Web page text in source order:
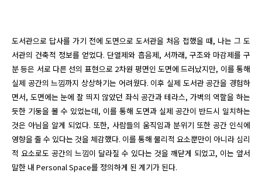
도서관으로 답사를 가기 전에 도면으로 도서관을 처음 접했을 때, 나는 그 도
서관의 건축적 정보를 얻었다. 단열제와 흡음제, 서까래, 구조와 마감제를 구
분 등은 서로 다른 선의 표현으로 2차원 평면인 도면에 드러났지만, 이를 통해
실제 공간의 느낌까지 상상하기는 어려웠다. 이후 실제 도서관 공간을 경험하
면서, 도면에는 눈에 잘 띄지 않았던 좌식 공간과 테라스, 가벽의 역할을 하는
듯한 기둥을 볼 수 있었는데, 이를 통해 도면과 실제 공간이 반드시 일치하는
것은 아님을 알게 되었다. 또한, 사람들의 움직임과 분위기 또한 공간 인식에
영향을 줄 수 있다는 것을 체감했다. 이를 통해 물리적 요소뿐만이 아니라 심리
적 요소로도 공간의 느낌이 달라질 수 있다는 것을 깨닫게 되었고, 이는 앞서
말한 내 Personal Space를 정의하게 된 계기가 된다.